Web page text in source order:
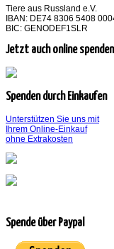
Tiere aus Russland e.V.
IBAN: DE74 8306 5408
BIC: GENODEF1SLR
Jetzt auch online
Spenden durch Einkaufen
Unterstützen Sie uns mit
Ihrem Online-Einkauf
ohne Extrakosten
Spende über Paypal